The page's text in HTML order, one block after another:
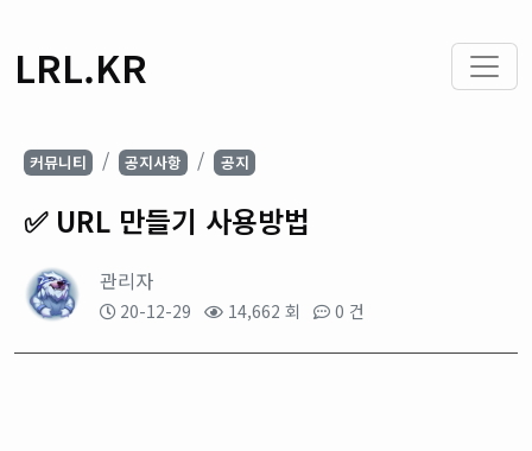
LRL.KR
커뮤니티 공지사항 공지
✅ URL 만들기 사용방법
관리자
20-12-29 14,662 회 0 건